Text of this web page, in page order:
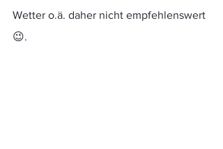
Wetter o.ä. daher nicht empfehlenswert
😉.